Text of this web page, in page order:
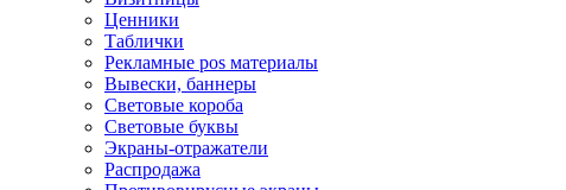
Ценники
Таблички
Рекламные pos материалы
Вывески, баннеры
Световые короба
Световые буквы
Экраны-отражатели
Распродажа